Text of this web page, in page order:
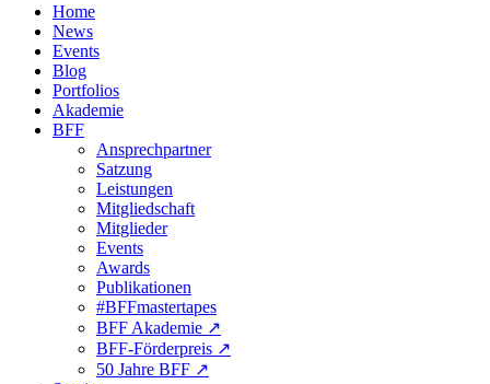
Home
News
Events
Blog
Portfolios
Akademie
BFF
Ansprechpartner
Satzung
Leistungen
Mitgliedschaft
Mitglieder
Events
Awards
Publikationen
#BFFmastertapes
BFF Akademie ↗︎
BFF-Förderpreis ↗︎
50 Jahre BFF ↗︎